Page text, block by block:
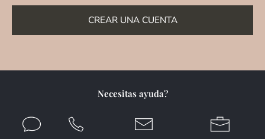
CREAR UNA CUENTA
Necesitas ayuda?